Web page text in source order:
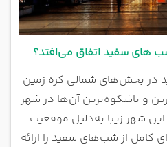
های سفید اتفاق می‌افتد؟
در بخش‌های شمالی کره زمین
و باشکوه‌ترین آن‌ها در شهر
شهر زیبا به‌دلیل موقعیت
کامل از شب‌های سفید را ارائه